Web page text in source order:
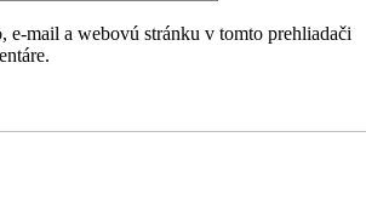
e-mail a webovú stránku v tomto prehliadači